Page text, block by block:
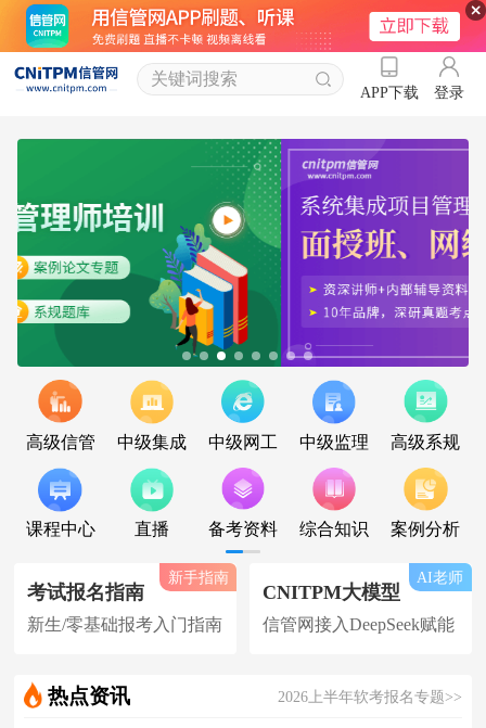
APP下载 登录
高级信管 中级集成 中级网工 中级监理 高级系规
课程中心 直播 备考资料 综合知识 案例分析
考试报名指南
新生/零基础报考入门指南
新手指南
CNITPM大模型
信管网接入DeepSeek赋能
AI老师
热点资讯 2026上半年软考报名专题>>